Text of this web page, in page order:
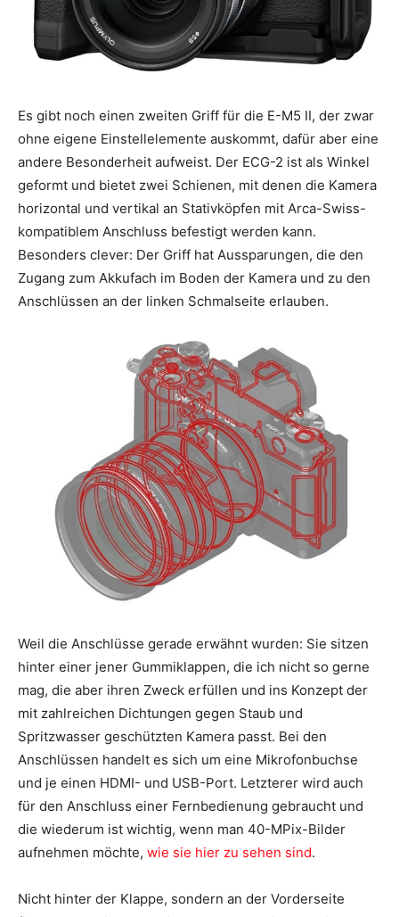
Es gibt noch einen zweiten Griff für die E-M5 II, der zwar
ohne eigene Einstellelemente auskommt, dafür aber eine
andere Besonderheit aufweist. Der ECG-2 ist als Winkel
geformt und bietet zwei Schienen, mit denen die Kamera
horizontal und vertikal an Stativköpfen mit Arca-Swiss-
kompatiblem Anschluss befestigt werden kann.
Besonders clever: Der Griff hat Aussparungen, die den
Zugang zum Akkufach im Boden der Kamera und zu den
Anschlüssen an der linken Schmalseite erlauben.
Weil die Anschlüsse gerade erwähnt wurden: Sie sitzen
hinter einer jener Gummiklappen, die ich nicht so gerne
mag, die aber ihren Zweck erfüllen und ins Konzept der
mit zahlreichen Dichtungen gegen Staub und
Spritzwasser geschützten Kamera passt. Bei den
Anschlüssen handelt es sich um eine Mikrofonbuchse
und je einen HDMI- und USB-Port. Letzterer wird auch
für den Anschluss einer Fernbedienung gebraucht und
die wiederum ist wichtig, wenn man 40-MPix-Bilder
aufnehmen möchte, wie sie hier zu sehen sind.
Nicht hinter der Klappe, sondern an der Vorderseite